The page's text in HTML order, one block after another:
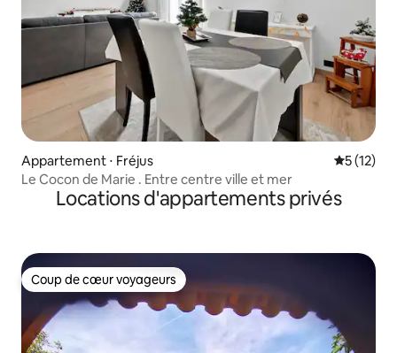
Appartement ⋅ Fréjus
5 (12)
Le Cocon de Marie . Entre centre ville et mer
Locations d'appartements privés
Coup de cœur voyageurs
Coup de cœur voyageurs